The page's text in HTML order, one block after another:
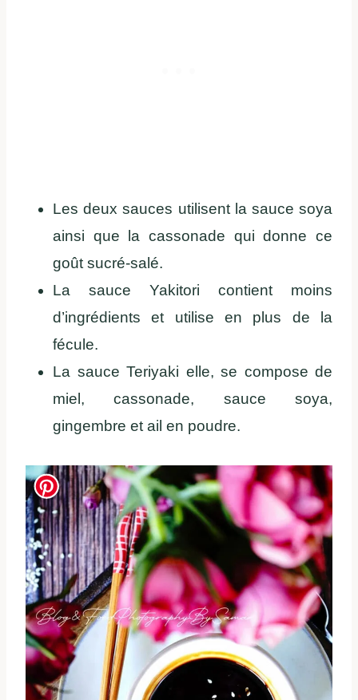
Les deux sauces utilisent la sauce soya
ainsi que la cassonade qui donne ce
goût sucré-salé.
La sauce Yakitori contient moins
d’ingrédients et utilise en plus de la
fécule.
La sauce Teriyaki elle, se compose de
miel, cassonade, sauce soya,
gingembre et ail en poudre.